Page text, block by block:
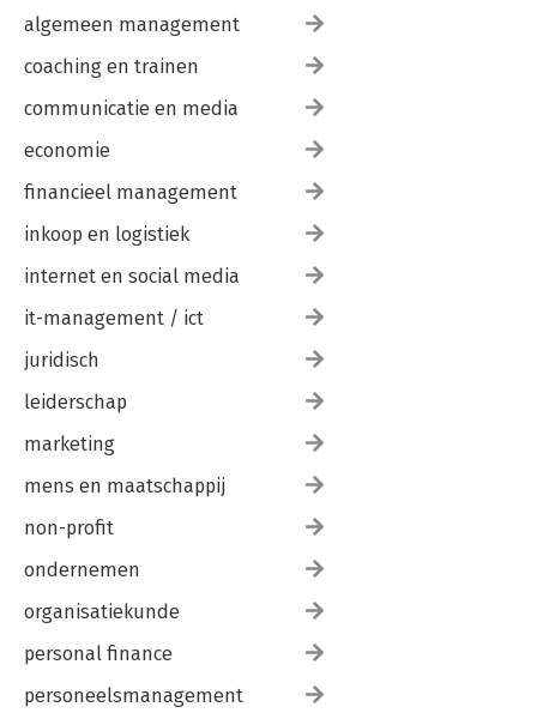
algemeen management
coaching en trainen
communicatie en media
economie
financieel management
inkoop en logistiek
internet en social media
it-management / ict
juridisch
leiderschap
marketing
mens en maatschappij
non-profit
ondernemen
organisatiekunde
personal finance
personeelsmanagement